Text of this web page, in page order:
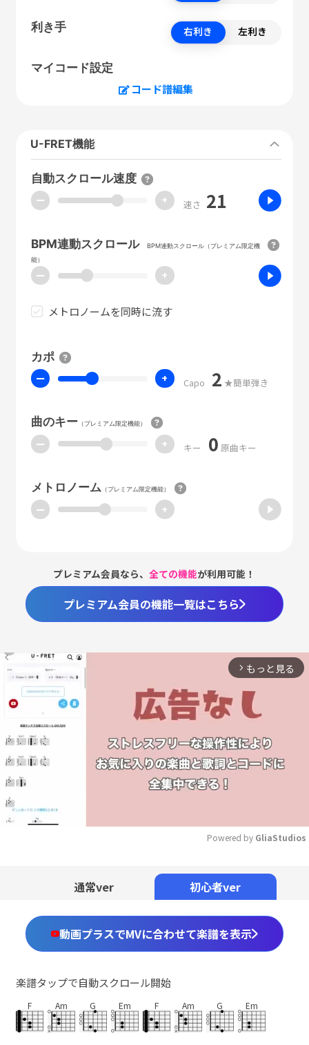
利き手 右利き 左利き
マイコード設定
コード譜編集
U-FRET機能
自動スクロール速度
ー + 速さ 21
BPM連動スクロール
BPM連動スクロール（プレミアム限定機
能）
ー +
メトロノームを同時に流す
カポ
ー + Capo 2 ★簡単弾き
曲のキー（プレミアム限定機能）
ー + キー 0 原曲キー
メトロノーム （プレミアム限定機能）
ー +
プレミアム会員なら、全ての機能が利用可能！
プレミアム会員の機能一覧はこちら
arrow_forward_ios もっと見る
Powered by GliaStudios
通常ver 初心者ver
動画プラスでMVに合わせて楽譜を表示
楽譜タップで自動スクロール開始
F Am G Em F Am G Em